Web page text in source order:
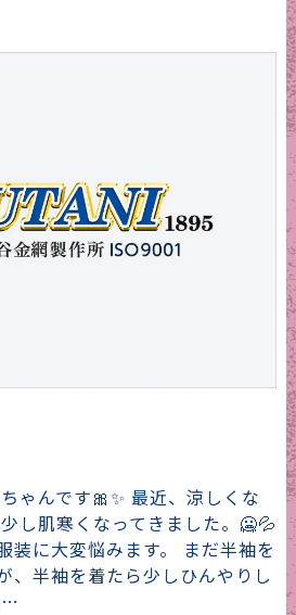
ゃんです🎀✨ 最近、涼しくな
し肌寒くなってきました。🥶💦
装に大変悩みます。 まだ半袖を
、半袖を着たら少しひんやりし
…